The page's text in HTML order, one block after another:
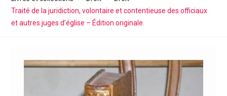
Traité de la juridiction, volontaire et contentieuse des officiaux
et autres juges d’église – Édition originale.